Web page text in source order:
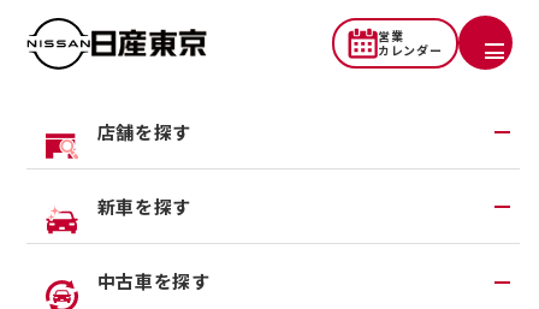
営業
カレンダー
店舗を探す
地域から探す
一覧から探す
店舗リニューアル情報
新車を探す
試乗車・展示車検索
中古車を探す
Pick Up!